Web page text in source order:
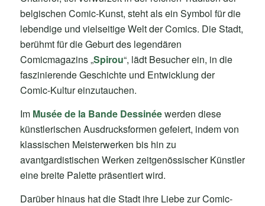
belgischen Comic-Kunst, steht als ein Symbol für die
lebendige und vielseitige Welt der Comics. Die Stadt,
berühmt für die Geburt des legendären
Comicmagazins „Spirou“, lädt Besucher ein, in die
faszinierende Geschichte und Entwicklung der
Comic-Kultur einzutauchen.
Im Musée de la Bande Dessinéewerden diese
künstlerischen Ausdrucksformen gefeiert, indem von
klassischen Meisterwerken bis hin zu
avantgardistischen Werken zeitgenössischer Künstler
eine breite Palette präsentiert wird.
Darüber hinaus hat die Stadt ihre Liebe zur Comic-